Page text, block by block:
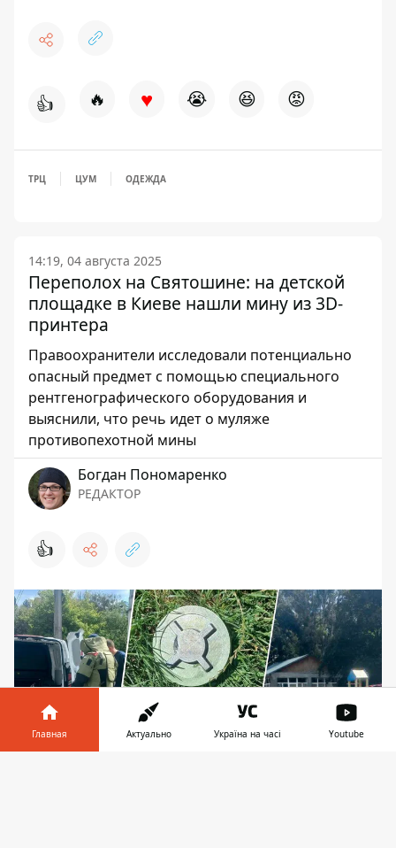
👍 🔥 ♥ 😭 😆 😡
ТРЦ ЦУМ ОДЕЖДА
14:19, 04 августа 2025
Переполох на Святошине: на детской
площадке в Киеве нашли мину из 3D-
принтера
Правоохранители исследовали потенциально
опасный предмет с помощью специального
рентгенографического оборудования и
выяснили, что речь идет о муляже
противопехотной мины
Богдан Пономаренко
РЕДАКТОР
👍
Главная Актуально Україна на часі Youtube